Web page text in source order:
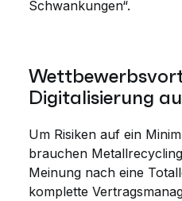
Schwankungen“.
Digitalisierung
Um Risiken auf ein
brauchen
Meinung nach eine
komplette